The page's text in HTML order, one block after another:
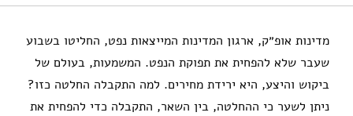
מדינות אופ״ק, ארגון המדינות המייצאות נפט, החליטו בשבוע
שעבר שלא להפחית את תפוקת הנפט. המשמעות, בעולם של
ביקוש והיצע, היא ירידת מחירים. למה התקבלה החלטה כזו?
ניתן לשער כי ההחלטה, בין השאר, התקבלה כדי להפחית את